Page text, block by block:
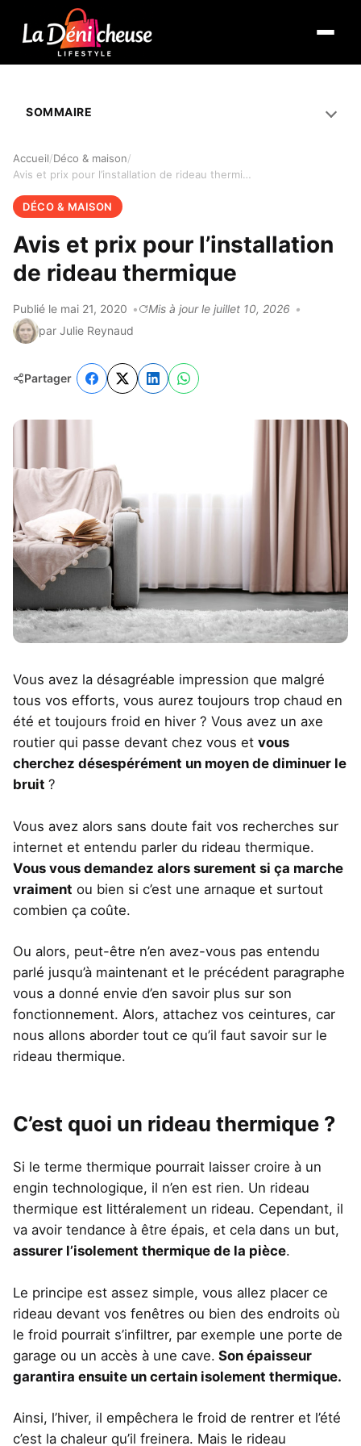
Ouvrir
Accueil Déco & maison
Avis et prix pour l’installation de rideau thermique
DÉCO & MAISON
Avis et prix pour l’installation
de rideau thermique
Publié le mai 21, 2020
Mis à jour le juillet 10, 2026
par Julie Reynaud
Partager
Vous avez la désagréable impression que malgré
tous vos efforts, vous aurez toujours trop chaud en
été et toujours froid en hiver ? Vous avez un axe
routier qui passe devant chez vous et vous
cherchez désespérément un moyen de diminuer le
bruit ?
Vous avez alors sans doute fait vos recherches sur
internet et entendu parler du rideau thermique.
Vous vous demandez alors surement si ça marche
vraiment ou bien si c’est une arnaque et surtout
combien ça coûte.
Ou alors, peut-être n’en avez-vous pas entendu
parlé jusqu’à maintenant et le précédent paragraphe
vous a donné envie d’en savoir plus sur son
fonctionnement. Alors, attachez vos ceintures, car
nous allons aborder tout ce qu’il faut savoir sur le
rideau thermique.
C’est quoi un rideau thermique ?
Si le terme thermique pourrait laisser croire à un
engin technologique, il n’en est rien. Un rideau
thermique est littéralement un rideau. Cependant, il
va avoir tendance à être épais, et cela dans un but,
assurer l’isolement thermique de la pièce.
Le principe est assez simple, vous allez placer ce
rideau devant vos fenêtres ou bien des endroits où
le froid pourrait s’infiltrer, par exemple une porte de
garage ou un accès à une cave. Son épaisseur
garantira ensuite un certain isolement thermique.
Ainsi, l’hiver, il empêchera le froid de rentrer et l’été
c’est la chaleur qu’il freinera. Mais le rideau
SOMMAIRE